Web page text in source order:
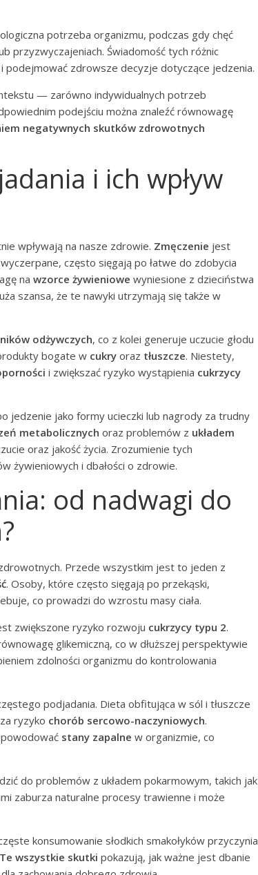
potrzeba organizmu, podczas gdy chęć
przyzwyczajeniach. Świadomość tych różnic
podejmować zdrowsze decyzje dotyczące jedzenia.
— zarówno indywidualnych potrzeb
podejściu można znaleźć równowagę
negatywnych skutków zdrowotnych
i ich wpływ
wpływają na nasze zdrowie. Zmęczenie jest
często sięgają po łatwe do zdobycia
na wzorce żywieniowe wyniesione z dzieciństwa
szansa, że te nawyki utrzymają się także w
odżywczych, co z kolei generuje uczucie głodu
bogate w cukry oraz tłuszcze. Niestety,
i zwiększać ryzyko wystąpienia cukrzycy
jedzenie jako formy ucieczki lub nagrody za trudny
metabolicznych oraz problemów z układem
oraz jakość życia. Zrozumienie tych
żywieniowych i dbałości o zdrowie.
od nadwagi do
Przede wszystkim jest to jeden z
. Osoby, które często sięgają po przekąski,
co prowadzi do wzrostu masy ciała.
zwiększone ryzyko rozwoju cukrzycy typu 2.
glikemiczną, co w dłuższej perspektywie
zdolności organizmu do kontrolowania
podjadania. Dieta obfitująca w sól i tłuszcze
ryzyko chorób sercowo-naczyniowych.
stany zapalne w organizmie, co
do problemów z układem pokarmowym, takich jak
zaburza naturalne procesy trawienne i może
konsumowanie słodkich smakołyków przyczynia
Te wszystkie skutki pokazują, jak ważne jest dbanie